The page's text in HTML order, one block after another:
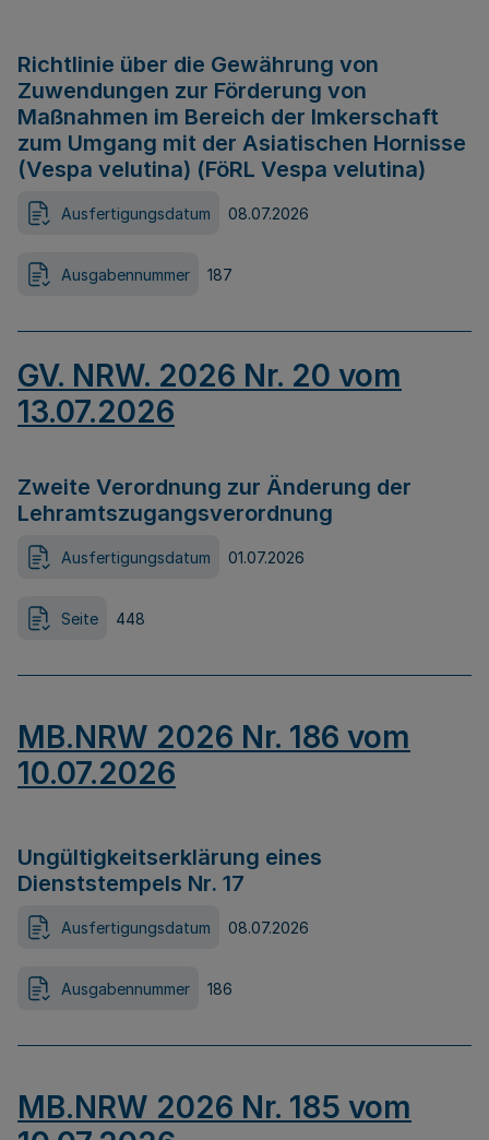
Richtlinie über die Gewährung von
Zuwendungen zur Förderung von
Maßnahmen im Bereich der Imkerschaft
zum Umgang mit der Asiatischen Hornisse
(Vespa velutina) (FöRL Vespa velutina)
Ausfertigungsdatum 08.07.2026
Ausgabennummer 187
GV. NRW. 2026 Nr. 20 vom
13.07.2026
Zweite Verordnung zur Änderung der
Lehramtszugangsverordnung
Ausfertigungsdatum 01.07.2026
Seite 448
MB.NRW 2026 Nr. 186 vom
10.07.2026
Ungültigkeitserklärung eines
Dienststempels Nr. 17
Ausfertigungsdatum 08.07.2026
Ausgabennummer 186
MB.NRW 2026 Nr. 185 vom